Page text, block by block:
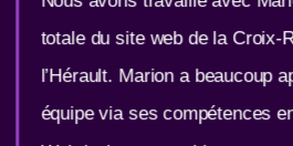
totale du site web de la Croix-
l’Hérault. Marion a beaucoup
équipe via ses compétences